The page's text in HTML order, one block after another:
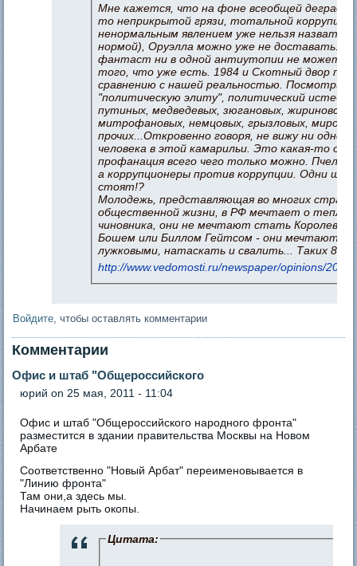
Мне кажется, что на фоне всеобщей
то неприкрытой грязи, тотальной коррупции
ненормальным явлением уже нельзя назвать,
нормой), Оруэлла можно уже не доставать.
фантаст ни в одной антиутопии не может
того, что уже есть. 1984 и Скотный двор
сравнению с нашей реальностью.
"политическую элиту", политический
путиных, медведевых, зюгановых,
митрофановых, немцовых, грызловых,
прочих...Откровенно говоря, не вижу ни
человека в этой камарильи. Это какая-то
профанация всего чего только можно. Пчелы
а коррупционеры против коррупции. Одни шоу
стоят!?
Молодежь, представляющая во многих
общественной жизни, в РФ мечтает о
чиновника, они не мечтают стать
Бошем или Биллом Гейтсом - они мечтают
лужковыми, натаскать и свалить... Таких
http://www.vedomosti.ru/newspaper/opinions/
Войдите , чтобы оставлять комментарии
Комментарии
Офис и штаб "Общероссийского
юрий on 25 мая, 2011 - 11:04
Офис и штаб "Общероссийского народного фронта"
разместится в здании правительства Москвы на Новом
Арбате
Соответственно "Новый Арбат" переименовывается в
"Линию фронта"
Там они,а здесь мы.
Начинаем рыть окопы.
Цитата: